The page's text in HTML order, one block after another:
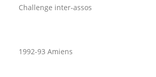
Challenge inter-assos
1992-93 Amiens